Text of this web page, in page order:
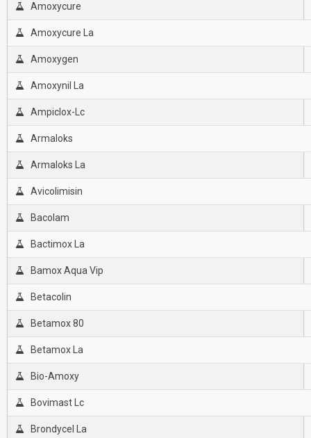
Amoxycure
Amoxycure La
Amoxygen
Amoxynil La
Ampiclox-Lc
Armaloks
Armaloks La
Avicolimisin
Bacolam
Bactimox La
Bamox Aqua Vip
Betacolin
Betamox 80
Betamox La
Bio-Amoxy
Bovimast Lc
Brondycel La